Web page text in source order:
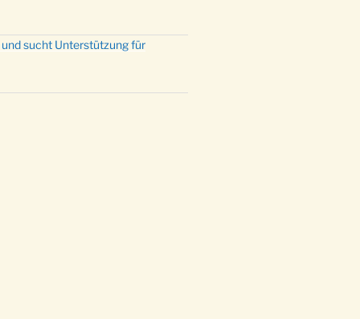
sucht Unterstützung für